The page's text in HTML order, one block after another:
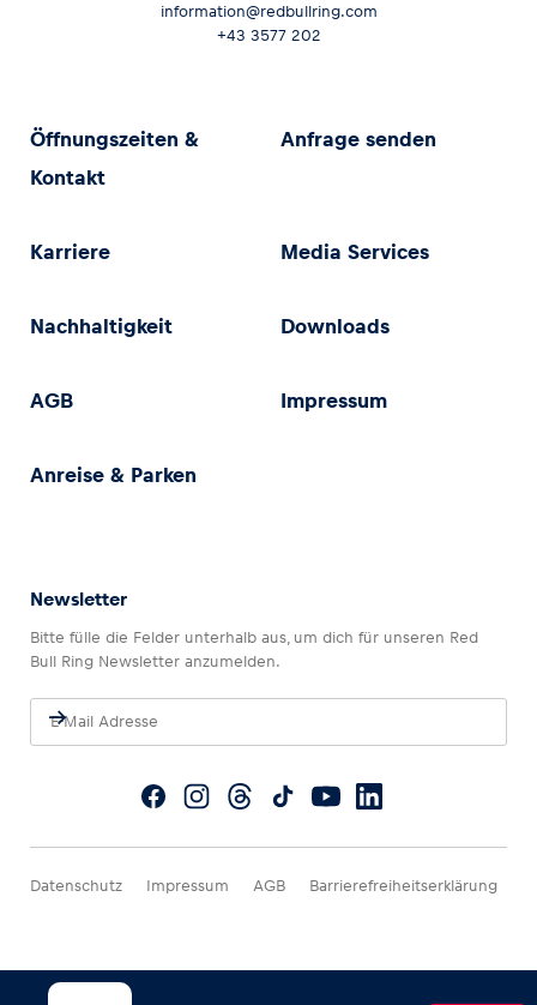
information@redbullring.com
+43 3577 202
Öffnungszeiten &
Kontakt
Anfrage senden
Karriere Media Services
Nachhaltigkeit Downloads
AGB Impressum
Anreise & Parken
Newsletter
Bitte fülle die Felder unterhalb aus, um dich für unseren Red
Bull Ring Newsletter anzumelden.
Datenschutz Impressum AGB Barrierefreiheitserklärung